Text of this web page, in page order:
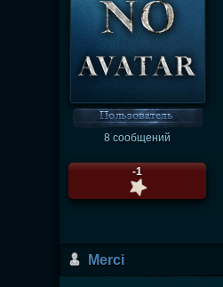
8 сообщений
-1
Мerci